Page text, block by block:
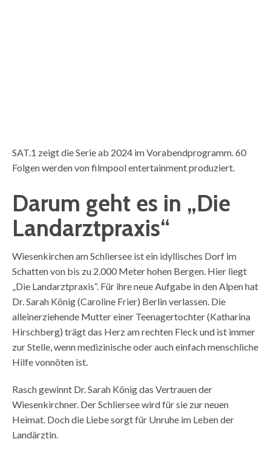
SAT.1 zeigt die Serie ab 2024 im Vorabendprogramm. 60
Folgen werden von filmpool entertainment produziert.
Darum geht es in „Die
Landarztpraxis“
Wiesenkirchen am Schliersee ist ein idyllisches Dorf im
Schatten von bis zu 2.000 Meter hohen Bergen. Hier liegt
„Die Landarztpraxis“. Für ihre neue Aufgabe in den Alpen hat
Dr. Sarah König (Caroline Frier) Berlin verlassen. Die
alleinerziehende Mutter einer Teenagertochter (Katharina
Hirschberg) trägt das Herz am rechten Fleck und ist immer
zur Stelle, wenn medizinische oder auch einfach menschliche
Hilfe vonnöten ist.
Rasch gewinnt Dr. Sarah König das Vertrauen der
Wiesenkirchner. Der Schliersee wird für sie zur neuen
Heimat. Doch die Liebe sorgt für Unruhe im Leben der
Landärztin.